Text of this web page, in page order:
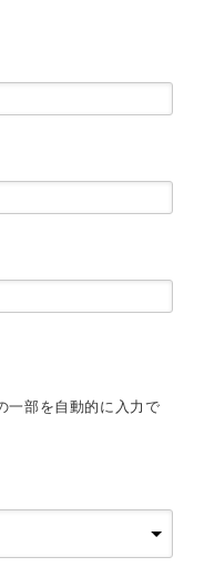
一部を自動的に入力で